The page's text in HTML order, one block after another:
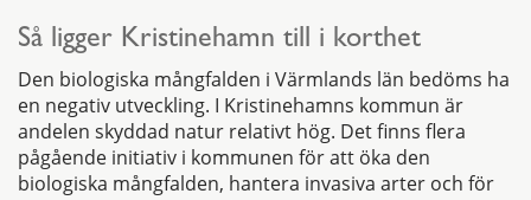
Så ligger Kristinehamn till i korthet
Den biologiska mångfalden i Värmlands län bedöms ha
en negativ utveckling. I Kristinehamns kommun är
andelen skyddad natur relativt hög. Det finns flera
pågående initiativ i kommunen för att öka den
biologiska mångfalden, hantera invasiva arter och för